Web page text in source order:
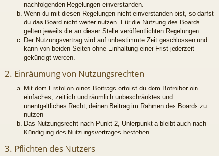
nachfolgenden Regelungen einverstanden.
Wenn du mit diesen Regelungen nicht einverstanden bist, so darfst
du das Board nicht weiter nutzen. Für die Nutzung des Boards
gelten jeweils die an dieser Stelle veröffentlichten Regelungen.
Der Nutzungsvertrag wird auf unbestimmte Zeit geschlossen und
kann von beiden Seiten ohne Einhaltung einer Frist jederzeit
gekündigt werden.
2. Einräumung von Nutzungsrechten
Mit dem Erstellen eines Beitrags erteilst du dem Betreiber ein
einfaches, zeitlich und räumlich unbeschränktes und
unentgeltliches Recht, deinen Beitrag im Rahmen des Boards zu
nutzen.
Das Nutzungsrecht nach Punkt 2, Unterpunkt a bleibt auch nach
Kündigung des Nutzungsvertrages bestehen.
3. Pflichten des Nutzers